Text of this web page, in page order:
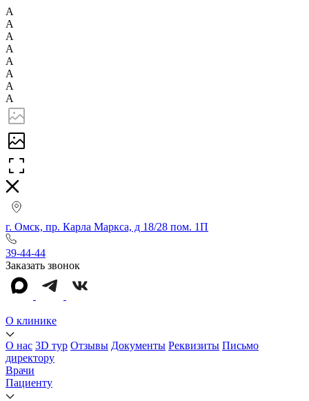
А
А
А
А
А
А
А
А
г. Омск, пр. Карла Маркса, д 18/28 пом. 1П
39-44-44
Заказать звонок
О клинике
О нас 3D тур Отзывы Документы Реквизиты Письмо
директору
Врачи
Пациенту